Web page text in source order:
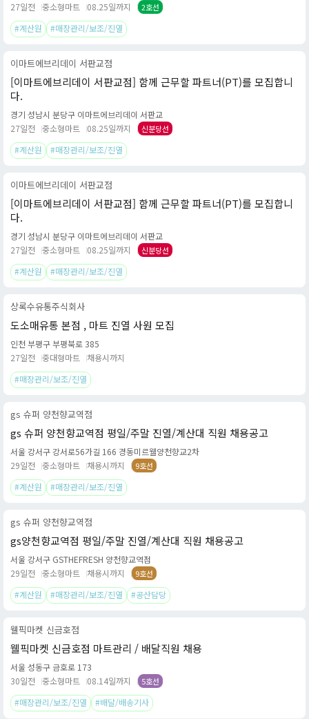
27일전
중소형마트 08.25일까지 2호선
#계산원 #매장관리/보조/진열
이마트에브리데이 서판교점
[이마트에브리데이 서판교점] 함께 근무할 파트너(PT)를 모집합니
다.
경기 성남시 분당구 이마트에브리데이 서판교
27일전
중소형마트 08.25일까지 신분당선
#계산원 #매장관리/보조/진열
이마트에브리데이 서판교점
[이마트에브리데이 서판교점] 함께 근무할 파트너(PT)를 모집합니
다.
경기 성남시 분당구 이마트에브리데이 서판교
27일전
중소형마트 08.25일까지 신분당선
#계산원 #매장관리/보조/진열
상록수유통주식회사
도소매유통 본점 , 마트 진열 사원 모집
인천 부평구 부평북로 385
27일전
중대형마트
채용시까지
#매장관리/보조/진열
gs 슈퍼 양천향교역점
gs 슈퍼 양천향교역점 평일/주말 진열/계산대 직원 채용공고
서울 강서구 강서로56가길 166 경동미르웰양천향교2차
29일전
중소형마트 채용시까지 9호선
#계산원 #매장관리/보조/진열
gs 슈퍼 양천향교역점
gs양천향교역점 평일/주말 진열/계산대 직원 채용공고
서울 강서구 GSTHEFRESH 양천향교역점
29일전
중소형마트 채용시까지 9호선
#계산원 #매장관리/보조/진열 #공산담당
웰픽마켓 신금호점
웰픽마켓 신금호점 마트관리 / 배달직원 채용
서울 성동구 금호로 173
30일전
중소형마트 08.14일까지 5호선
#매장관리/보조/진열 #배달/배송기사